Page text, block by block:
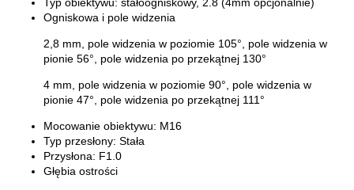
Typ obiektywu: stałoogniskowy, 2.8 (4mm opcjonalnie)
Ogniskowa i pole widzenia
2,8 mm, pole widzenia w poziomie 105°, pole widzenia w
pionie 56°, pole widzenia po przekątnej 130°
4 mm, pole widzenia w poziomie 90°, pole widzenia w
pionie 47°, pole widzenia po przekątnej 111°
Mocowanie obiektywu: M16
Typ przesłony: Stała
Przysłona: F1.0
Głębia ostrości